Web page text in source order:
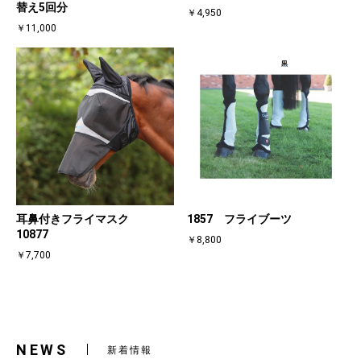
替え5回分
￥11,000
￥4,950
耳鼻付きフライマスク
10877
￥7,700
1857 フライブーツ
￥8,800
NEWS 新着情報